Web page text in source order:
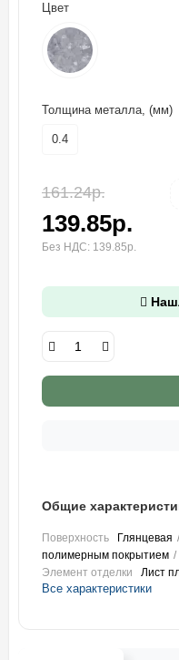
Цвет
Толщина металла, (мм)
0.4
161.24р.
139.85р.
Без НДС: 139.85р.
Общие
Поверхность Глянцевая
полимерным покрытием
Элемент отделки
Лист
Все характеристики